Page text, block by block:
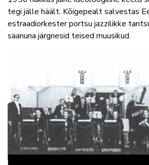
tegi jälle häält. Kõigepealt salvestas
estraadiorkester portsu jazzilikke
saanuna järgnesid teised muusikud.